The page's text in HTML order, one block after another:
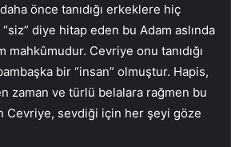
önce tanıdığı erkeklere hiç
diye hitap eden bu Adam aslında
mahkûmudur. Cevriye onu tanıdığı
bir “insan” olmuştur. Hapis,
zaman ve türlü belalara rağmen bu
Cevriye, sevdiği için her şeyi göze